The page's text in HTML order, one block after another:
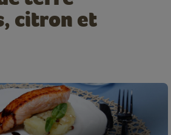
citron et